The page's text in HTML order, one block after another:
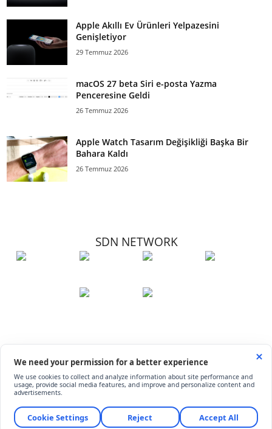
Apple Akıllı Ev Ürünleri Yelpazesini
Genişletiyor
29 Temmuz 2026
macOS 27 beta Siri e-posta Yazma
Penceresine Geldi
26 Temmuz 2026
Apple Watch Tasarım Değişikliği Başka Bir
Bahara Kaldı
26 Temmuz 2026
SDN NETWORK